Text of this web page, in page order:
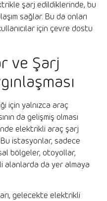
şarj edildiklerinde, bu
sağlar. Bu da onları
için çevre dostu
ve Şarj
için yalnızca araç
da gelişmiş olması
elektrikli araç şarj
Bu istasyonlar, sadece
bölgeler, otoyollar,
alanlarda da yer almaya
gelecekte elektrikli